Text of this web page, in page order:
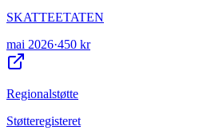
SKATTEETATEN
mai 2026·450 kr
Regionalstøtte
Støtteregisteret